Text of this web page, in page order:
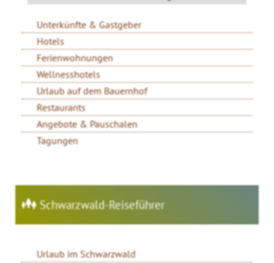
Unterkünfte & Gastgeber
Hotels
Ferienwohnungen
Wellnesshotels
Urlaub auf dem Bauernhof
Restaurants
Angebote & Pauschalen
Tagungen
Schwarzwald-Reiseführer
Urlaub im Schwarzwald